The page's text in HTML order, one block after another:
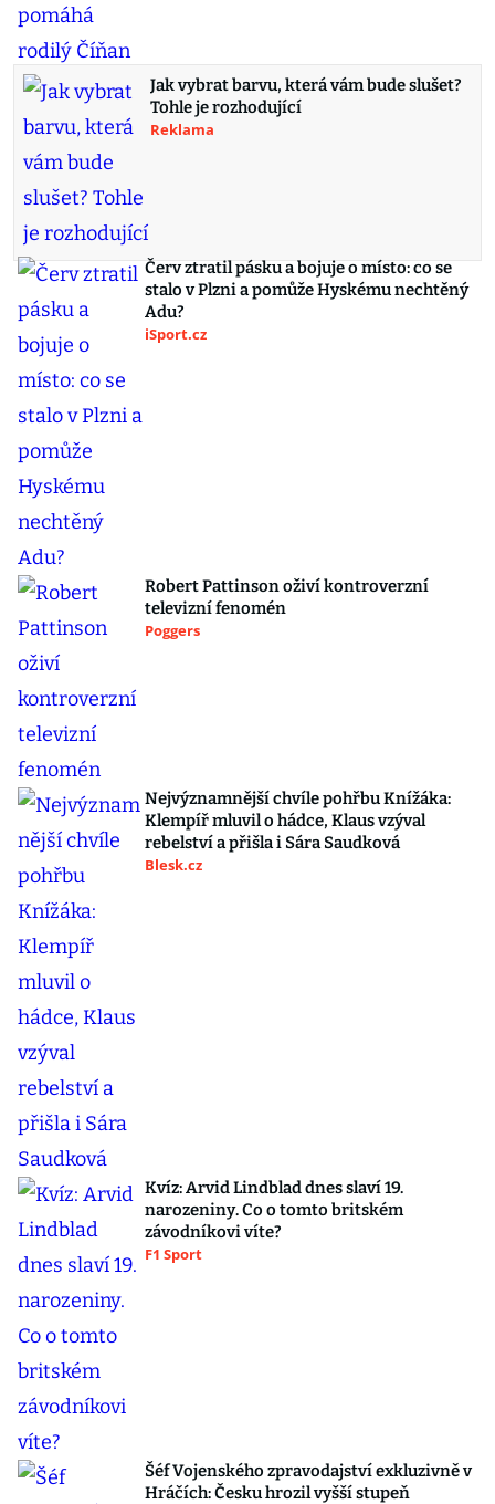
Jak vybrat barvu, která vám bude slušet?
Tohle je rozhodující
Reklama
Červ ztratil pásku a bojuje o místo: co se
stalo v Plzni a pomůže Hyskému nechtěný
Adu?
iSport.cz
Robert Pattinson oživí kontroverzní
televizní fenomén
Poggers
Nejvýznamnější chvíle pohřbu Knížáka:
Klempíř mluvil o hádce, Klaus vzýval
rebelství a přišla i Sára Saudková
Blesk.cz
Kvíz: Arvid Lindblad dnes slaví 19.
narozeniny. Co o tomto britském
závodníkovi víte?
F1 Sport
Šéf Vojenského zpravodajství exkluzivně v
Hráčích: Česku hrozil vyšší stupeň